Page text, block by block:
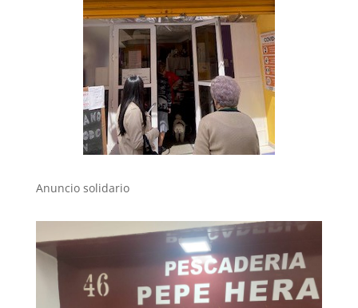
Anuncio solidario